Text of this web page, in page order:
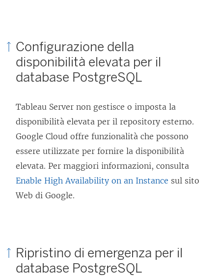
Configurazione della
disponibilità elevata per il
database PostgreSQL
Tableau Server non gestisce o imposta la
disponibilità elevata per il repository esterno.
Google Cloud offre funzionalità che possono
essere utilizzate per fornire la disponibilità
elevata. Per maggiori informazioni, consulta
Enable High Availability on an Instance sul sito
Web di Google.
Ripristino di emergenza per il
database PostgreSQL